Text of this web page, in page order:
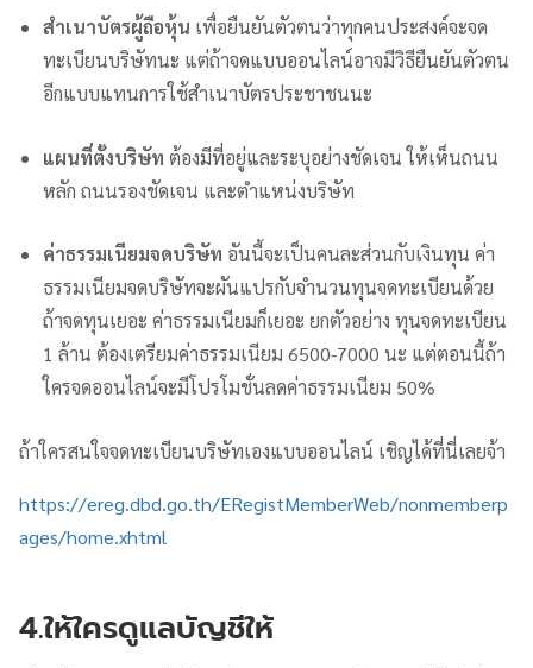
สำเนาบัตรผู้ถือหุ้น เพื่อยืนยันตัวตนว่าทุกคนประสงค์จะจด
ทะเบียนบริษัทนะ แต่ถ้าจดแบบออนไลน์อาจมีวิธียืนยันตัวตน
อีกแบบแทนการใช้สำเนาบัตรประชาชนนะ
แผนที่ตั้งบริษัท ต้องมีที่อยู่และระบุอย่างชัดเจน ให้เห็นถนน
หลัก ถนนรองชัดเจน และตำแหน่งบริษัท
ค่าธรรมเนียมจดบริษัท อันนี้จะเป็นคนละส่วนกับเงินทุน ค่า
ธรรมเนียมจดบริษัทจะผันแปรกับจำนวนทุนจดทะเบียนด้วย
ถ้าจดทุนเยอะ ค่าธรรมเนียมก็เยอะ ยกตัวอย่าง ทุนจดทะเบียน
1 ล้าน ต้องเตรียมค่าธรรมเนียม 6500-7000 นะ แต่ตอนนี้ถ้า
ใครจดออนไลน์จะมีโปรโมชั่นลดค่าธรรมเนียม 50%
ถ้าใครสนใจจดทะเบียนบริษัทเองแบบออนไลน์ เชิญได้ที่นี่เลยจ้า
https://ereg.dbd.go.th/ERegistMemberWeb/nonmemberp
ages/home.xhtml
4.ให้ใครดูแลบัญชีให้